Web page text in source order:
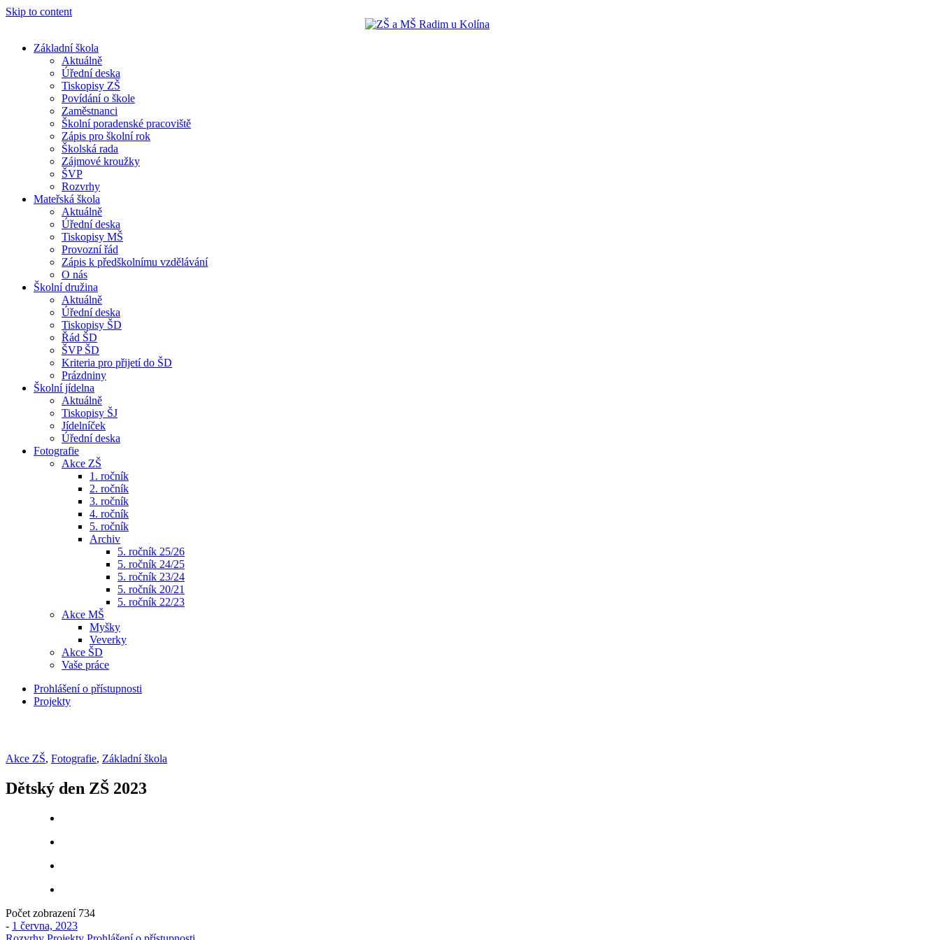
Skip to content
Základní škola
Aktuálně
Úřední deska
Tiskopisy ZŠ
Povídání o škole
Zaměstnanci
Školní poradenské pracoviště
Zápis pro školní rok
Školská rada
Zájmové kroužky
ŠVP
Rozvrhy
Mateřská škola
Aktuálně
Úřední deska
Tiskopisy MŠ
Provozní řád
Zápis k předškolnímu vzdělávání
O nás
Školní družina
Aktuálně
Úřední deska
Tiskopisy ŠD
Řád ŠD
ŠVP ŠD
Kriteria pro přijetí do ŠD
Prázdniny
Školní jídelna
Aktuálně
Tiskopisy ŠJ
Jídelníček
Úřední deska
Fotografie
Akce ZŠ
1. ročník
2. ročník
3. ročník
4. ročník
5. ročník
Archiv
5. ročník 25/26
5. ročník 24/25
5. ročník 23/24
5. ročník 20/21
5. ročník 22/23
Akce MŠ
Myšky
Veverky
Akce ŠD
Vaše práce
Prohlášení o přístupnosti
Projekty
Akce ZŠ, Fotografie, Základní škola
Dětský den ZŠ 2023
Počet zobrazení 734
- 1 června, 2023